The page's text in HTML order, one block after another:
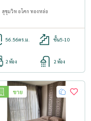
สุขุมวิท อโศก ทองหล่อ
56.56ตร.ม. ชั้น5-10
2 ห้อง 2 ห้อง
ขาย